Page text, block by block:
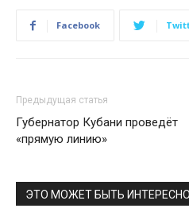
Facebook
Предыдущая статья
Губернатор Кубани проведёт
«прямую линию»
ЭТО МОЖЕТ БЫТЬ ИНТЕРЕСНО